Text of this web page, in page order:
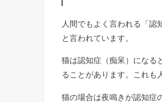
人間でもよく言われる「認
と言われています。
猫は認知症（痴呆）になる
ることがあります。これも
猫の場合は夜鳴きが認知症